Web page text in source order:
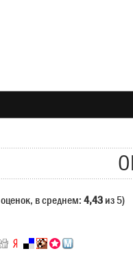
оценок, в среднем: 4,43 из 5)